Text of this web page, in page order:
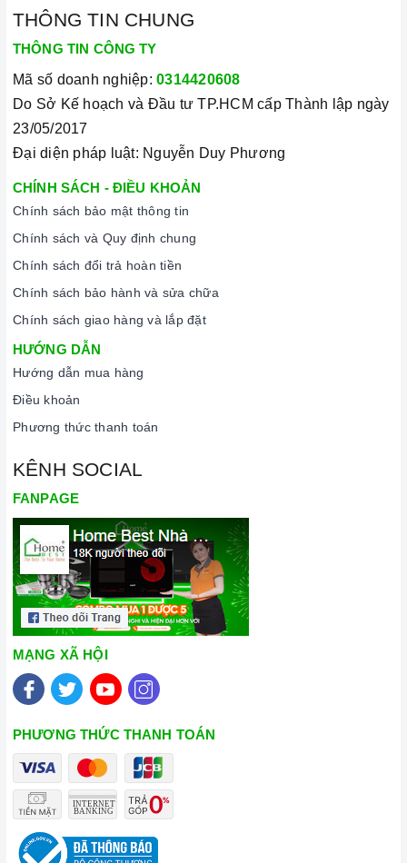
THÔNG TIN CHUNG
THÔNG TIN CÔNG TY
Mã số doanh nghiệp: 0314420608
Do Sở Kế hoạch và Đầu tư TP.HCM cấp Thành lập ngày
23/05/2017
Đại diện pháp luật: Nguyễn Duy Phương
CHÍNH SÁCH - ĐIỀU KHOẢN
Chính sách bảo mật thông tin
Chính sách và Quy định chung
Chính sách đổi trả hoàn tiền
Chính sách bảo hành và sửa chữa
Chính sách giao hàng và lắp đặt
HƯỚNG DẪN
Hướng dẫn mua hàng
Điều khoản
Phương thức thanh toán
KÊNH SOCIAL
FANPAGE
MẠNG XÃ HỘI
PHƯƠNG THỨC THANH TOÁN